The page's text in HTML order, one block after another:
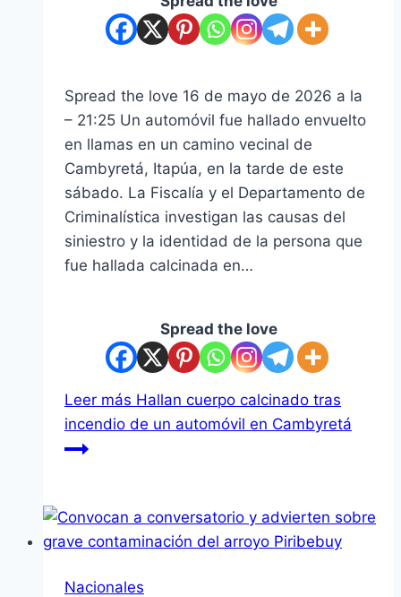
Spread the love 16 de mayo de 2026 a la
– 21:25 ​Un automóvil fue hallado envuelto
en llamas en un camino vecinal de
Cambyretá, Itapúa, en la tarde de este
sábado. La Fiscalía y el Departamento de
Criminalística investigan las causas del
siniestro y la identidad de la persona que
fue hallada calcinada en…
Spread the love
Leer más Hallan cuerpo calcinado tras
incendio de un automóvil en Cambyretá
Nacionales